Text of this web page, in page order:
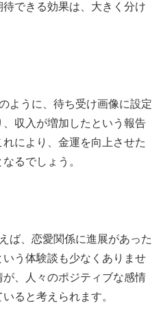
できる効果は、大きく分け
ように、待ち受け画像に設定
収入が増加したという報告
により、金運を向上させた
るでしょう。
ば、恋愛関係に進展があった
う体験談も少なくありませ
、人々のポジティブな感情
ると考えられます。